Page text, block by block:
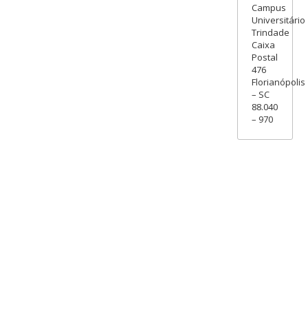
Campus
Universitário
Trindade
Caixa
Postal
476
Florianópolis
– SC
88.040
– 970